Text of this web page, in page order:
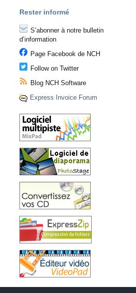
Rester informé
S’abonner à notre bulletin
d’information
Page Facebook de NCH
Follow on Twitter
Blog NCH Software
Express Invoice Forum